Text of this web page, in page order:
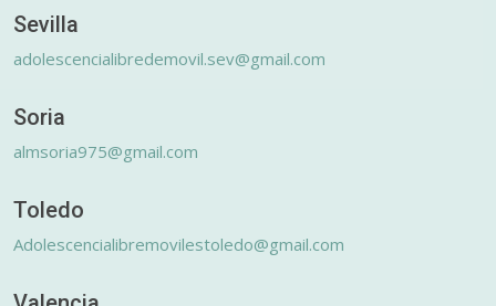
Sevilla
adolescencialibredemovil.sev@gmail.com
Soria
almsoria975@gmail.com
Toledo
Adolescencialibremovilestoledo@gmail.com